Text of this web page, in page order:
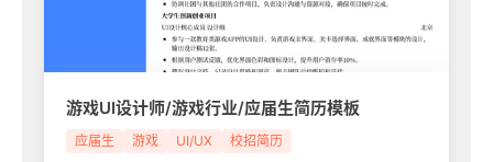
游戏UI设计师/游戏行业/应届生简历模板
应届生 游戏 UI/UX 校招简历